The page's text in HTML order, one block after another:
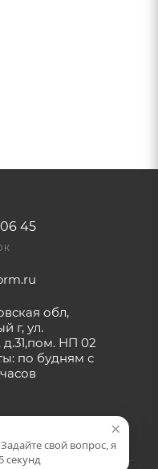
45
обл,
г, ул.
НП 02
по будням с
×
свой вопрос, я
секунд